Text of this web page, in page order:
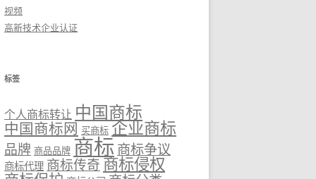
视频
高新技术企业认证
标签
个人商标转让 中国商标
中国商标网 买商标 企业商标
品牌 商品品牌 商标 商标争议
商标代理 商标传奇 商标侵权